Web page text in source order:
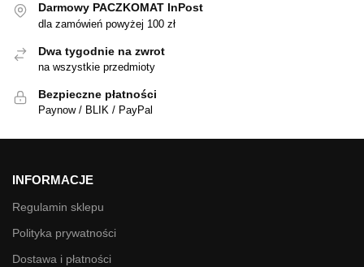
Darmowy PACZKOMAT InPost
dla zamówień powyżej 100 zł
Dwa tygodnie na zwrot
na wszystkie przedmioty
Bezpieczne płatności
Paynow / BLIK / PayPal
INFORMACJE
Regulamin sklepu
Polityka prywatności
Dostawa i płatności